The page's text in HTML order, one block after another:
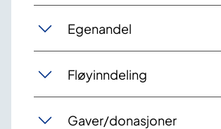
Egenandel
Fløyinndeling
Gaver/donasjoner